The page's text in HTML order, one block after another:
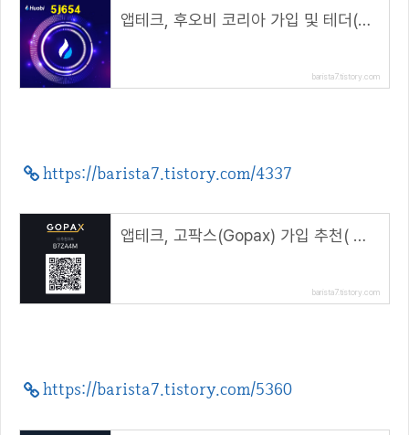
앱테크, 후오비 코리아 가입 및 테더(USDT) 마켓 거래 방법( 초대 코드 : 5j654 )
barista7.tistory.com
https://barista7.tistory.com/4337
앱테크, 고팍스(Gopax) 가입 추천( 추천코드 : B7ZA4M )
barista7.tistory.com
https://barista7.tistory.com/5360